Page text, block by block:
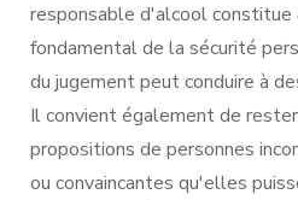
responsable d'alcool
fondamental de la sécurité
du jugement peut conduire à
Il convient également de
propositions de personnes
ou convaincantes qu'elles